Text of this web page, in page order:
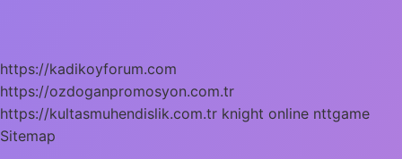
https://kadikoyforum.com
https://ozdoganpromosyon.com.tr
https://kultasmuhendislik.com.tr knight online nttgame
Sitemap